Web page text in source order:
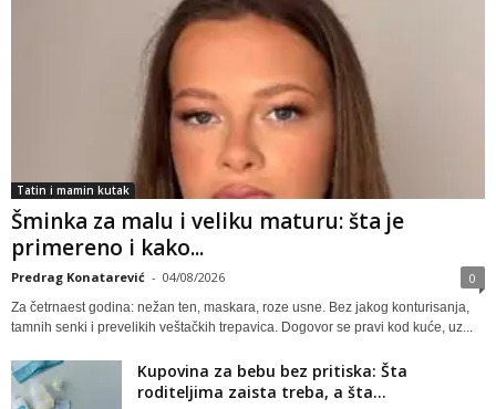
Tatin i mamin kutak
Šminka za malu i veliku maturu: šta je
primereno i kako...
Predrag Konatarević - 04/08/2026 0
Za četrnaest godina: nežan ten, maskara, roze usne. Bez jakog konturisanja,
tamnih senki i prevelikih veštačkih trepavica. Dogovor se pravi kod kuće, uz...
Kupovina za bebu bez pritiska: Šta
roditeljima zaista treba, a šta...